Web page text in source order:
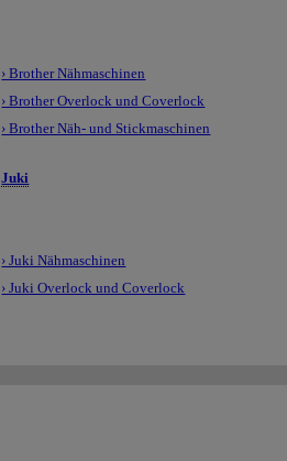
› Brother Nähmaschinen
› Brother Overlock und Coverlock
› Brother Näh- und Stickmaschinen
Juki
› Juki Nähmaschinen
› Juki Overlock und Coverlock